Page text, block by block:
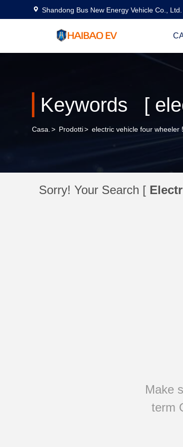
Shandong Bus New Energy Vehicle Co., Ltd.
Casa. > Prodotti> electric vehicle four
Sorry! Your Search [
Make
term